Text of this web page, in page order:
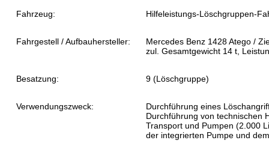
Fahrzeug: Hilfeleistungs-Löschgruppen-
Fahrgestell / Aufbauhersteller:
Mercedes Benz 1428 Atego /
zul. Gesamtgewicht 14 t,
Besatzung: 9 (Löschgruppe)
Verwendungszweck:
Durchführung eines
Durchführung von technischen
Transport und Pumpen (2.000
der integrierten Pumpe und